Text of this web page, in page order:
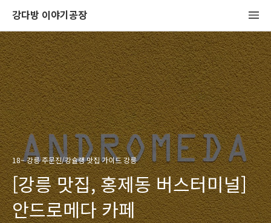
강다방 이야기공장
18~ 강릉 주문진/강슐랭 맛집 가이드 강릉
[강릉 맛집, 홍제동 버스터미널]
안드로메다 카페